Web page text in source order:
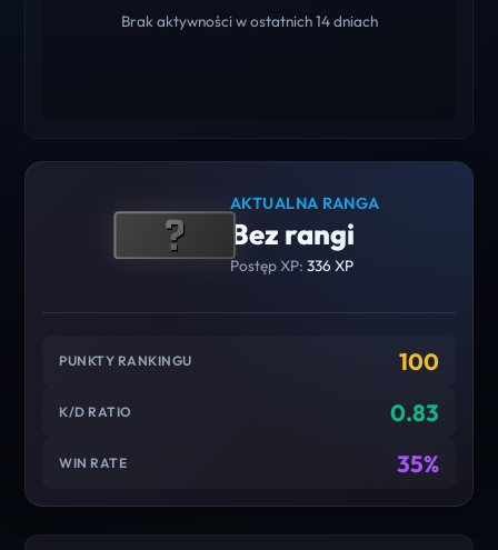
Brak aktywności w ostatnich 14 dniach
AKTUALNA RANGA
Bez rangi
Postęp XP: 336 XP
PUNKTY RANKINGU 100
K/D RATIO 0.83
WIN RATE 35%